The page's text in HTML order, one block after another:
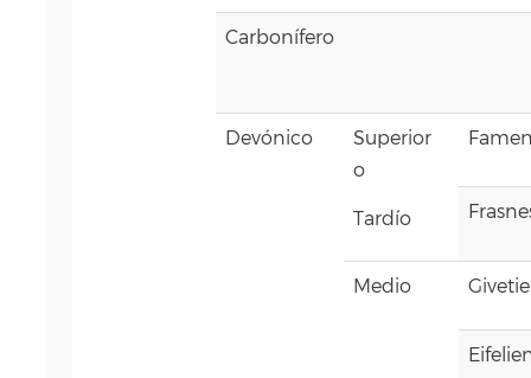
Carbonífero
Devónico
Superior
o
Tardío
Medio